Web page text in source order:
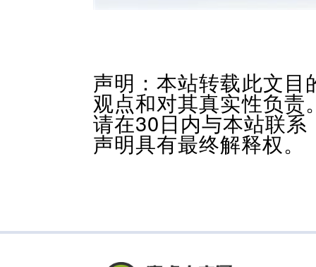
声明：本站转载此文
观点和对其真实性负
请在30日内与本站联
声明具有最终解释权。